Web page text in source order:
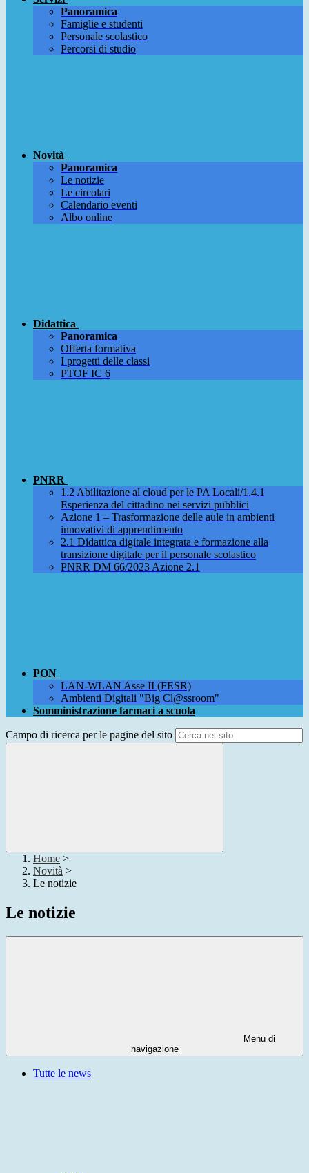
Panoramica
Famiglie e studenti
Personale scolastico
Percorsi di studio
Novità
Panoramica
Le notizie
Le circolari
Calendario eventi
Albo online
Didattica
Panoramica
Offerta formativa
I progetti delle classi
PTOF IC 6
PNRR
1.2 Abilitazione al cloud per le PA Locali/1.4.1
Esperienza del cittadino nei servizi pubblici
Azione 1 – Trasformazione delle aule in ambienti
innovativi di apprendimento
2.1 Didattica digitale integrata e formazione alla
transizione digitale per il personale scolastico
PNRR DM 66/2023 Azione 2.1
PON
LAN-WLAN Asse II (FESR)
Ambienti Digitali "Big Cl@ssroom"
Somministrazione farmaci a scuola
Campo di ricerca per le pagine del sito
Home >
Novità >
Le notizie
Le notizie
Menu di
navigazione
Tutte le news